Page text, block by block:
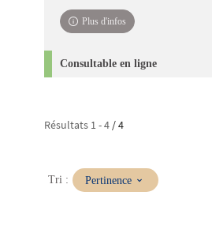
Plus d'infos
Consultable en ligne
Résultats 1 -4 / 4
Tri :(MisePertinence